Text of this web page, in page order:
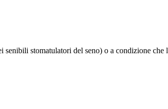
stomatulatori del seno) o a condizione che